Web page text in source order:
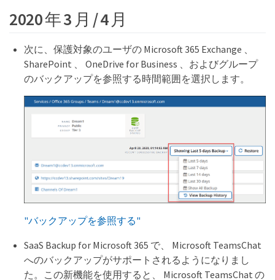
2020 年 3 月 / 4 月
次に、保護対象のユーザの Microsoft 365 Exchange 、
SharePoint 、 OneDrive for Business 、およびグループ
のバックアップを参照する時間範囲を選択します。
"バックアップを参照する"
SaaS Backup for Microsoft 365 で、 Microsoft TeamsChat
へのバックアップがサポートされるようになりまし
た。この新機能を使用すると、 Microsoft TeamsChat の